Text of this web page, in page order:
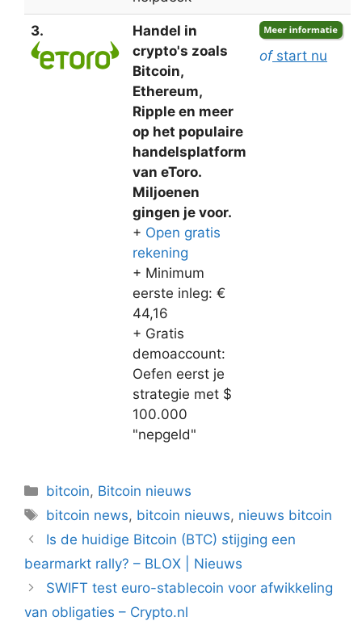
3.
Handel in
crypto's zoals
Bitcoin,
Ethereum,
Ripple en meer
op het populaire
handelsplatform
van eToro.
Miljoenen
gingen je voor.
+ Open gratis
rekening
+ Minimum
eerste inleg: €
44,16
+ Gratis
demoaccount:
Oefen eerst je
strategie met $
100.000
"nepgeld"
ofstart nu
Categorieën
bitcoin, Bitcoin nieuws
Tags
bitcoin news, bitcoin nieuws, nieuws bitcoin
Berichtnavigatie
Is de huidige Bitcoin (BTC) stijging een
bearmarkt rally? – BLOX | Nieuws
SWIFT test euro-stablecoin voor afwikkeling
van obligaties – Crypto.nl